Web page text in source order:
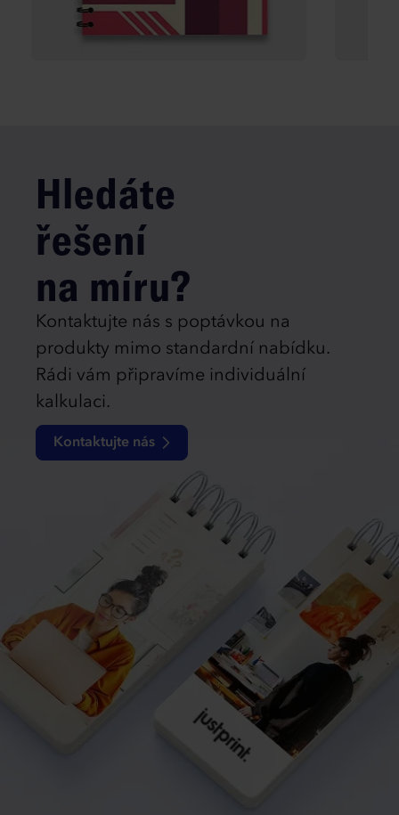
Hledáte
řešení
na míru?
Kontaktujte nás s poptávkou na
produkty mimo standardní nabídku.
Rádi vám připravíme individuální
kalkulaci.
Kontaktujte nás